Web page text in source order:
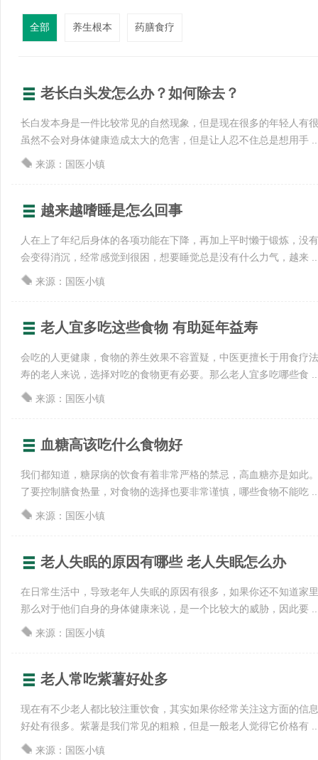
全部 养生根本 药膳食疗
老长白头发怎么办？如何除去？
长白发本身是一件比较常见的自然现象，但是现在很多的年轻人有
虽然不会对身体健康造成太大的危害，但是让人忍不住总是想用手
来源：国医小镇
越来越嗜睡是怎么回事
人在上了年纪后身体的各项功能在下降，再加上平时懒于锻炼，没
会变得消沉，经常感觉到很困，想要睡觉总是没有什么力气，越来
来源：国医小镇
老人宜多吃这些食物 有助延年益寿
会吃的人更健康，食物的养生效果不容置疑，中医更擅长于用食疗
寿的老人来说，选择对吃的食物更有必要。那么老人宜多吃哪些食
来源：国医小镇
血糖高该吃什么食物好
我们都知道，糖尿病的饮食有着非常严格的禁忌，高血糖亦是如此
了要控制膳食热量，对食物的选择也要非常谨慎，哪些食物不能吃
来源：国医小镇
老人失眠的原因有哪些 老人失眠怎么办
在日常生活中，导致老年人失眠的原因有很多，如果你还不知道家
那么对于他们自身的身体健康来说，是一个比较大的威胁，因此要
来源：国医小镇
老人常吃紫薯好处多
现在有不少老人都比较注重饮食，其实如果你经常关注这方面的信
好处有很多。紫薯是我们常见的粗粮，但是一般老人觉得它价格有
来源：国医小镇